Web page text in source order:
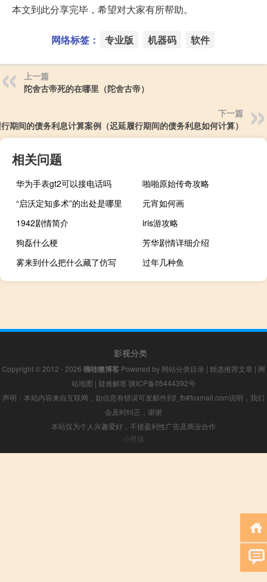
本文到此分享完毕，希望对大家有所帮助。
网络标签： 专业版 机器码 软件
上一篇
陀舍古帝死的在哪里（陀舍古帝）
下一篇
期间的债务利息计算案例（迟延履行期间的债务利息如何计算）
相关问题
华为手表gt2可以接电话吗
啪啪原始传奇攻略
“启沃定知多术”的出处是哪里
元宵如何画
1942剧情简介
iris游攻略
狗磊什么梗
芳华剧情详细介绍
雾来到什么把什么藏了仿写
过年几种鱼
影视分类
Copyright © 2012 - 2026 咦哇噢博客 Powered by 网站分类目录 | 精选推荐文章 | 网
站地图 | 疑难解答 陕ICP备05444392号
声明：本站内容来自互联网，如信息有错误可发邮件到f_fb#foxmail.com说明，我们
会及时纠正，谢谢
本站仅为个人兴趣爱好，不接盈利性广告及商业合作
小男孩